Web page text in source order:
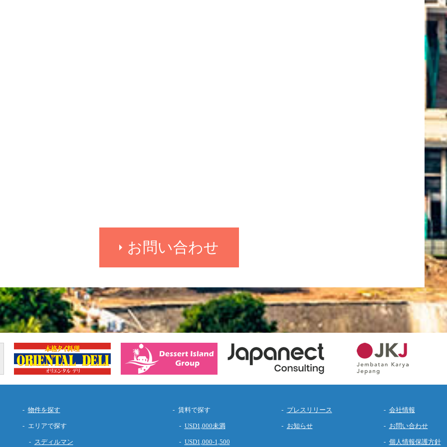
お問い合わせ
物件を探す
エリアで探す
スディルマン
賃料で探す
USD1,000未満
USD1,000-1,500
プレスリリース
お知らせ
会社情報
お問い合わせ
個人情報保護方針